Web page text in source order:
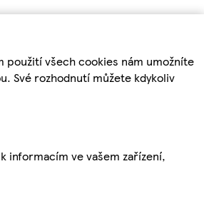
použití všech cookies nám umožníte
Své rozhodnutí můžete kdykoliv
informacím ve vašem zařízení,